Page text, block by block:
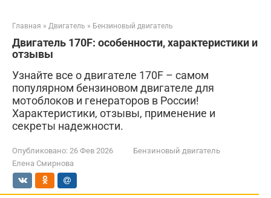
Главная » Двигатель » Бензиновый двигатель
Двигатель 170F: особенности, характеристики и
отзывы
Узнайте все о двигателе 170F – самом
популярном бензиновом двигателе для
мотоблоков и генераторов в России!
Характеристики, отзывы, применение и
секреты надежности.
Опубликовано: 26 Фев 2026
Бензиновый двигатель
Елена Смирнова